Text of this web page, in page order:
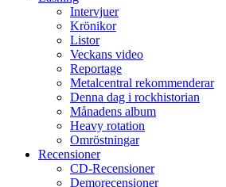
Intervjuer
Krönikor
Listor
Veckans video
Reportage
Metalcentral rekommenderar
Denna dag i rockhistorian
Månadens album
Heavy rotation
Omröstningar
Recensioner
CD-Recensioner
Demorecensioner